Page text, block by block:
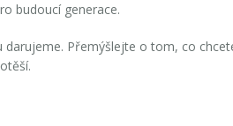
budoucí generace.
darujeme. Přemýšlejte o tom, co